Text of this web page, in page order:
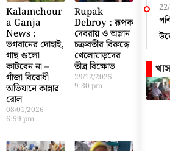
Kalamchour
a Ganja
News :
ভগবানের দোহাই,
গাছ গুলো
কাটবেন না –
গাঁজা বিরোধী
অভিযানে কান্নার
রোল
08/01/2026
6:59 pm
Rupak
Debroy : রূপক
দেবরায় ও অম্লান
চক্রবর্তীর বিরুদ্ধে
খেলোয়াড়দের
তীব্র বিক্ষোভ
29/12/2025
9:30 pm